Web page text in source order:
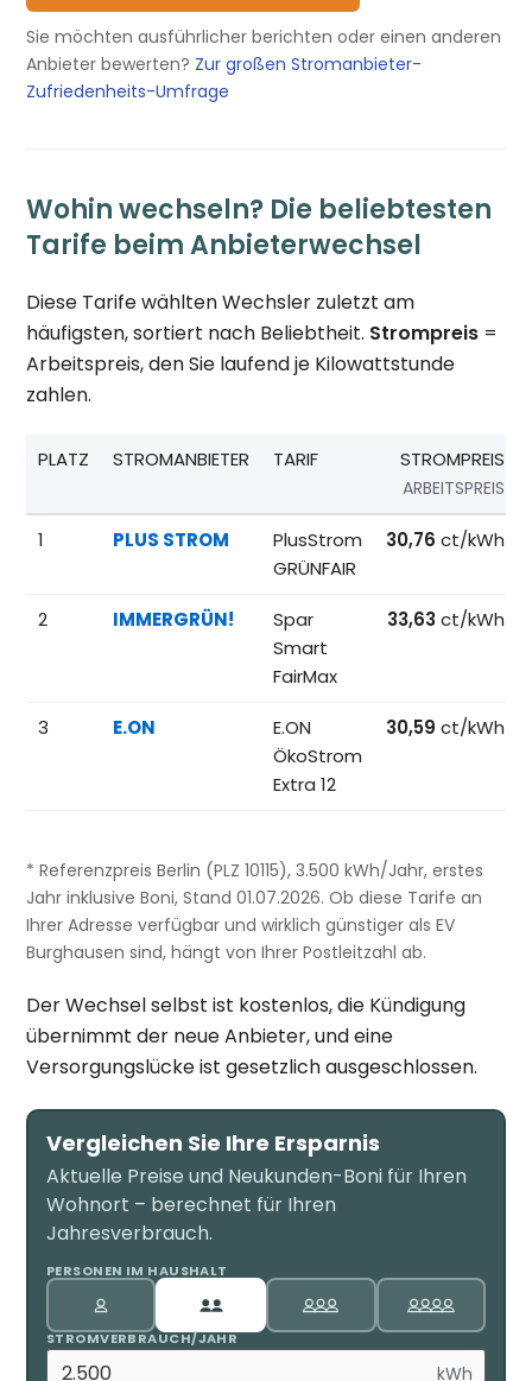
Sie möchten ausführlicher berichten oder einen anderen
Anbieter bewerten? Zur großen Stromanbieter-
Zufriedenheits-Umfrage
Wohin wechseln? Die beliebtesten
Tarife beim Anbieterwechsel
Diese Tarife wählten Wechsler zuletzt am
häufigsten, sortiert nach Beliebtheit. Strompreis =
Arbeitspreis, den Sie laufend je Kilowattstunde
zahlen.
Beliebteste Tarife beim Anbieterwechsel;
PLATZ STROMANBIETER TARIF STROMPREIS
ARBEITSPREIS
1 PLUS STROM
PlusStrom
GRÜNFAIR
30,76 ct/kWh
2 IMMERGRÜN!
Spar
Smart
FairMax
33,63 ct/kWh
3 E.ON
E.ON
ÖkoStrom
Extra 12
30,59 ct/kWh
* Referenzpreis Berlin (PLZ 10115), 3.500 kWh/Jahr, erstes
Jahr inklusive Boni, Stand 01.07.2026. Ob diese Tarife an
Ihrer Adresse verfügbar und wirklich günstiger als EV
Burghausen sind, hängt von Ihrer Postleitzahl ab.
Der Wechsel selbst ist kostenlos, die Kündigung
übernimmt der neue Anbieter, und eine
Versorgungslücke ist gesetzlich ausgeschlossen.
Vergleichen Sie Ihre Ersparnis
Aktuelle Preise und Neukunden-Boni für Ihren
Wohnort – berechnet für Ihren
Jahresverbrauch.
PERSONEN IM HAUSHALT
STROMVERBRAUCH/JAHR
kWh